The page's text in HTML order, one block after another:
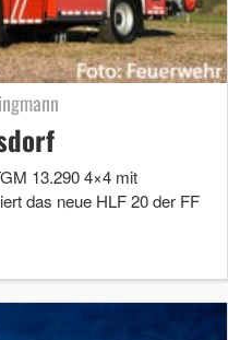
13.290 4×4 mit
das neue HLF 20 der FF